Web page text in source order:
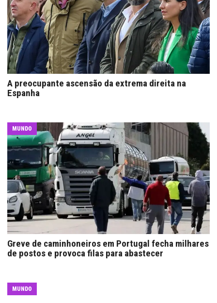
A preocupante ascensão da extrema direita na
Espanha
MUNDO
Greve de caminhoneiros em Portugal fecha milhares
de postos e provoca filas para abastecer
MUNDO